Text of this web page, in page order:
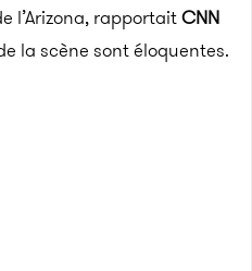
l’Arizona, rapportaitCNN
la scène sont éloquentes.